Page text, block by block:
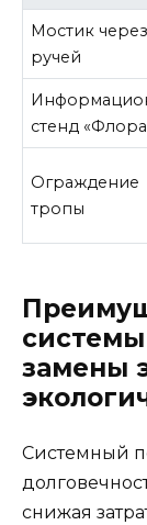
Мостик через
ручей
стенд
Ограждение
тропы
замены
Системный
снижая